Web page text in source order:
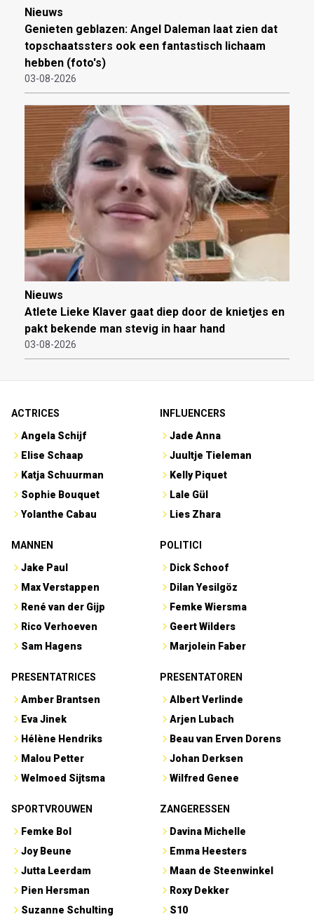
Nieuws
Genieten geblazen: Angel Daleman laat zien dat
topschaatssters ook een fantastisch lichaam
hebben (foto's)
03-08-2026
Nieuws
Atlete Lieke Klaver gaat diep door de knietjes en
pakt bekende man stevig in haar hand
03-08-2026
ACTRICES
Angela Schijf
Elise Schaap
Katja Schuurman
Sophie Bouquet
Yolanthe Cabau
INFLUENCERS
Jade Anna
Juultje Tieleman
Kelly Piquet
Lale Gül
Lies Zhara
MANNEN
Jake Paul
Max Verstappen
René van der Gijp
Rico Verhoeven
Sam Hagens
POLITICI
Dick Schoof
Dilan Yesilgöz
Femke Wiersma
Geert Wilders
Marjolein Faber
PRESENTATRICES
Amber Brantsen
Eva Jinek
Hélène Hendriks
Malou Petter
Welmoed Sijtsma
PRESENTATOREN
Albert Verlinde
Arjen Lubach
Beau van Erven Dorens
Johan Derksen
Wilfred Genee
SPORTVROUWEN
Femke Bol
Joy Beune
Jutta Leerdam
Pien Hersman
Suzanne Schulting
ZANGERESSEN
Davina Michelle
Emma Heesters
Maan de Steenwinkel
Roxy Dekker
S10